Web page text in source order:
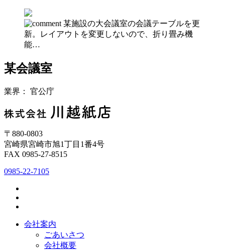
某施設の大会議室の会議テーブルを更
新。レイアウトを変更しないので、折り畳み機
能…
某会議室
業界： 官公庁
〒880-0803
宮崎県宮崎市旭1丁目1番4号
FAX 0985-27-8515
0985-22-7105
会社案内
ごあいさつ
会社概要